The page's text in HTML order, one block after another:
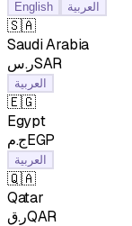
English العربية
🇸🇦
Saudi Arabia
ر.سSAR
العربية
🇪🇬
Egypt
ج.مEGP
العربية
🇶🇦
Qatar
ر.قQAR